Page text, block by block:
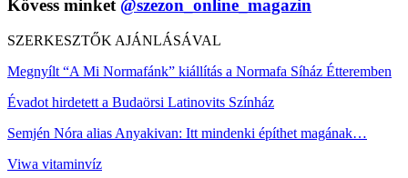
Kövess minket @szezon_online_magazin
SZERKESZTŐK AJÁNLÁSÁVAL
Megnyílt “A Mi Normafánk” kiállítás a Normafa Síház Étteremben
Évadot hirdetett a Budaörsi Latinovits Színház
Semjén Nóra alias Anyakivan: Itt mindenki építhet magának…
Viwa vitaminvíz